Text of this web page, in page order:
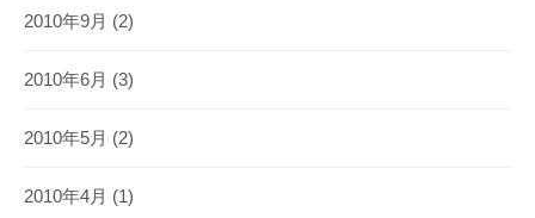
2010年9月 (2)
2010年6月 (3)
2010年5月 (2)
2010年4月 (1)